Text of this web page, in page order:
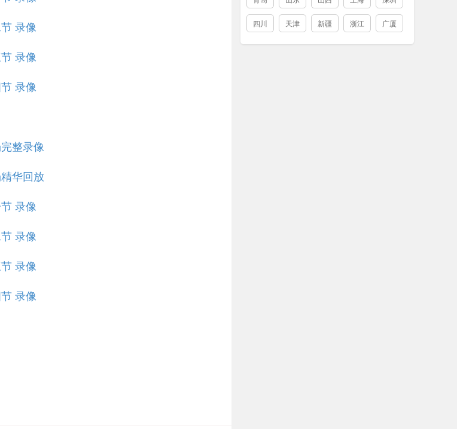
录像
录像
录像
整录像
华回放
录像
录像
录像
录像
四川 天津 新疆 浙江 广厦